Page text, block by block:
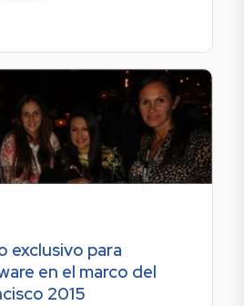
exclusivo para
en el marco del
2015